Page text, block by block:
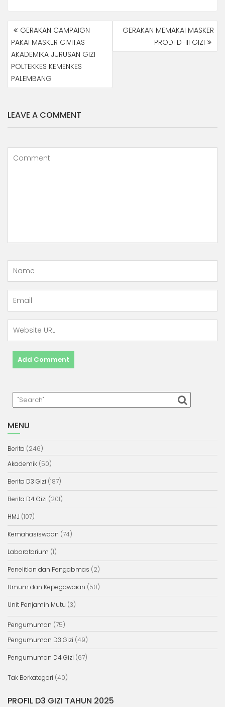
NAVIGASI
POSGERAKAN CAMPAIGN
PAKAI MASKER CIVITAS
AKADEMIKA JURUSAN GIZI
POLTEKKES KEMENKES
PALEMBANG
GERAKAN MEMAKAI MASKER
PRODI D-III GIZI
LEAVE A COMMENT
MENU
Berita (246)
Akademik (50)
Berita D3 Gizi (187)
Berita D4 Gizi (201)
HMJ (107)
Kemahasiswaan (74)
Laboratorium (1)
Penelitian dan Pengabmas (2)
Umum dan Kepegawaian (50)
Unit Penjamin Mutu (3)
Pengumuman (75)
Pengumuman D3 Gizi (49)
Pengumuman D4 Gizi (67)
Tak Berkategori (40)
PROFIL D3 GIZI TAHUN 2025